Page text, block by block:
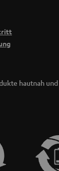
hautnah